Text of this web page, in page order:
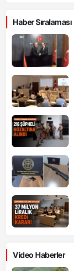
Haber Sıralaması
Video Haberler